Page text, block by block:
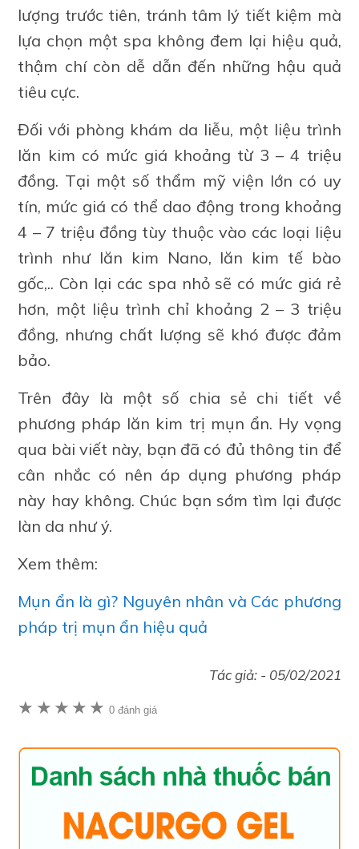
lượng trước tiên, tránh tâm lý tiết kiệm mà
lựa chọn một spa không đem lại hiệu quả,
thậm chí còn dễ dẫn đến những hậu quả
tiêu cực.
Đối với phòng khám da liễu, một liệu trình
lăn kim có mức giá khoảng từ 3 – 4 triệu
đồng. Tại một số thẩm mỹ viện lớn có uy
tín, mức giá có thể dao động trong khoảng
4 – 7 triệu đồng tùy thuộc vào các loại liệu
trình như lăn kim Nano, lăn kim tế bào
gốc,.. Còn lại các spa nhỏ sẽ có mức giá rẻ
hơn, một liệu trình chỉ khoảng 2 – 3 triệu
đồng, nhưng chất lượng sẽ khó được đảm
bảo.
Trên đây là một số chia sẻ chi tiết về
phương pháp lăn kim trị mụn ẩn. Hy vọng
qua bài viết này, bạn đã có đủ thông tin để
cân nhắc có nên áp dụng phương pháp
này hay không. Chúc bạn sớm tìm lại được
làn da như ý.
Xem thêm:
Mụn ẩn là gì? Nguyên nhân và Các phương
pháp trị mụn ẩn hiệu quả
Tác giả: - 05/02/2021
★ ★ ★ ★ ★ 0 đánh giá